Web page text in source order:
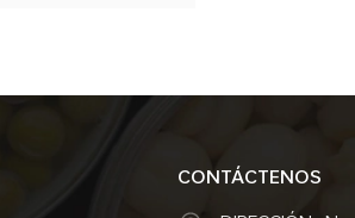
CONTÁCTENOS